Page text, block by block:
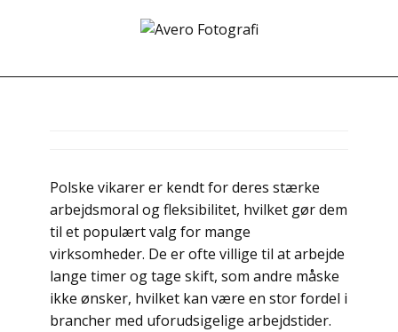
Polske vikarer er kendt for deres stærke
arbejdsmoral og fleksibilitet, hvilket gør dem
til et populært valg for mange
virksomheder. De er ofte villige til at arbejde
lange timer og tage skift, som andre måske
ikke ønsker, hvilket kan være en stor fordel i
brancher med uforudsigelige arbejdstider.